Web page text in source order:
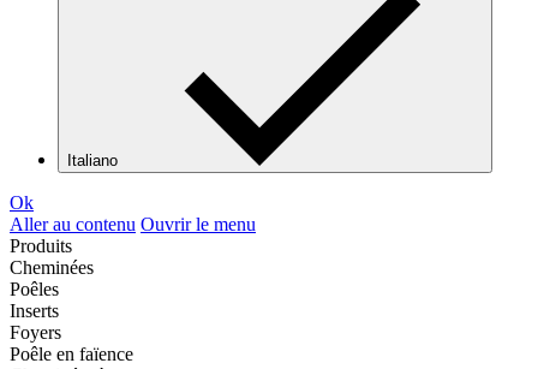
Italiano
Ok
Aller au contenu Ouvrir le menu
Produits
Cheminées
Poêles
Inserts
Foyers
Poêle en faïence